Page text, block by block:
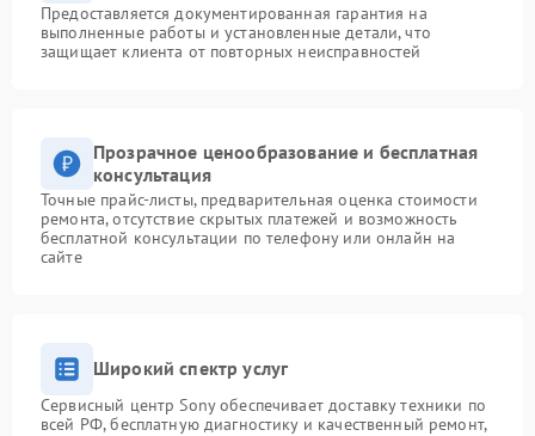
Предоставляется документированная гарантия на
выполненные работы и установленные детали, что
защищает клиента от повторных неисправностей
Прозрачное ценообразование и бесплатная
консультация
Точные прайс-листы, предварительная оценка стоимости
ремонта, отсутствие скрытых платежей и возможность
бесплатной консультации по телефону или онлайн на
сайте
Широкий спектр услуг
Сервисный центр Sony обеспечивает доставку техники по
всей РФ, бесплатную диагностику и качественный ремонт,